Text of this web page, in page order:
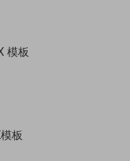
模板
板